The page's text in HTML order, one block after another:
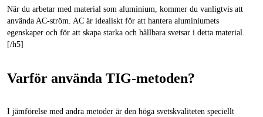
När du arbetar med material som aluminium, kommer du vanligtvis att
använda AC-ström. AC är idealiskt för att hantera aluminiumets
egenskaper och för att skapa starka och hållbara svetsar i detta material.
[/h5]
Varför använda TIG-metoden?
I jämförelse med andra metoder är den höga svetskvaliteten speciellt